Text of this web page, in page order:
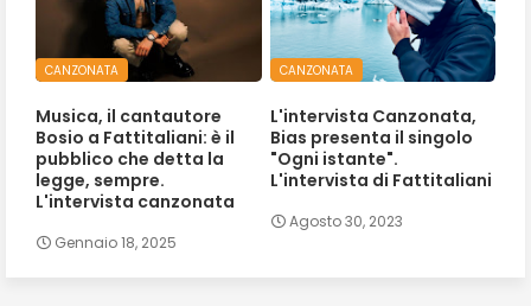
CANZONATA
Musica, il cantautore
Bosio a Fattitaliani: è il
pubblico che detta la
legge, sempre.
L'intervista canzonata
Gennaio 18, 2025
CANZONATA
L'intervista Canzonata,
Bias presenta il singolo
"Ogni istante".
L'intervista di Fattitaliani
Agosto 30, 2023